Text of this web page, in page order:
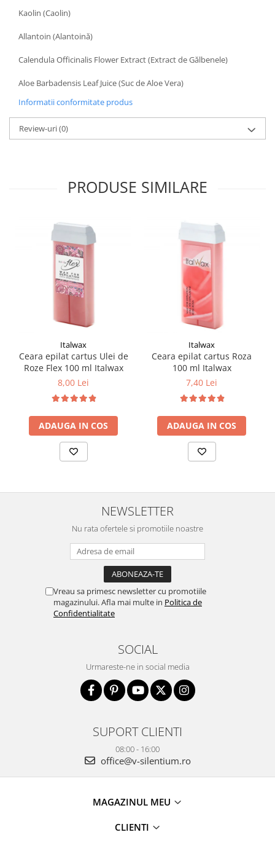
Kaolin (Caolin)
Allantoin (Alantoină)
Calendula Officinalis Flower Extract (Extract de Gălbenele)
Aloe Barbadensis Leaf Juice (Suc de Aloe Vera)
Informatii conformitate produs
Review-uri(0)
PRODUSE SIMILARE
Italwax
Ceara epilat cartus Ulei de
Roze Flex 100 ml Italwax
8,00 Lei
ADAUGA IN COS
Italwax
Ceara epilat cartus Roza
100 ml Italwax
7,40 Lei
ADAUGA IN COS
NEWSLETTER
Nu rata ofertele si promotiile noastre
Vreau sa primesc newsletter cu promotiile
magazinului. Afla mai multe in Politica de
Confidentialitate
SOCIAL
Urmareste-ne in social media
SUPORT CLIENTI
08:00 - 16:00
office@v-silentium.ro
MAGAZINUL MEU
CLIENTI